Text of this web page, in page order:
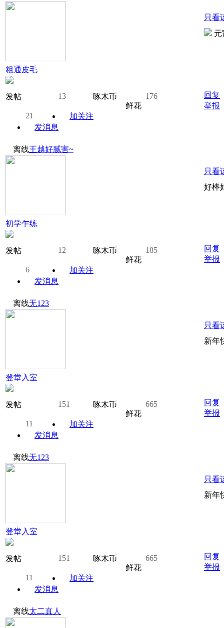
粗通皮毛
发帖 13 啄木币
176
鲜花
21
加关注
发消息
只看
元
回复
举报
离线王越好腻害~
初学乍练
发帖 12 啄木币
185
鲜花
6
加关注
发消息
只看
好棒
回复
举报
离线无123
登堂入室
发帖 151 啄木币
665
鲜花
11
加关注
发消息
只看
新年
回复
举报
离线无123
登堂入室
发帖 151 啄木币
665
鲜花
11
加关注
发消息
只看
新年
回复
举报
离线太二真人